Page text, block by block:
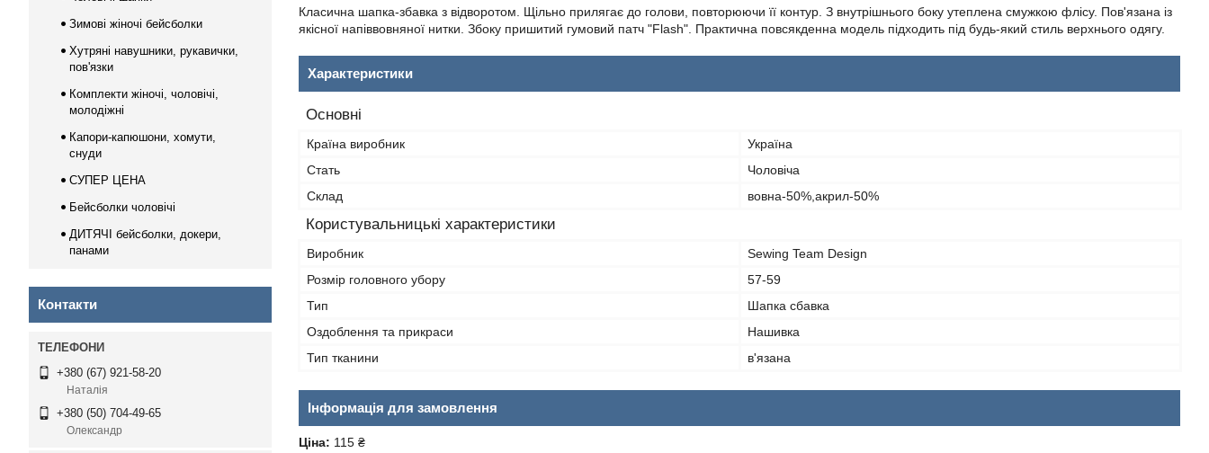
Класична шапка-збавка з відворотом. Щільно прилягає до голови, повторюючи її контур. З внутрішнього боку утеплена смужкою флісу. Пов'язана із
якісної напіввовняної нитки. Збоку пришитий гумовий патч "Flash". Практична повсякденна модель підходить під будь-який стиль верхнього одягу.
Характеристики
Основні
Країна виробник
Україна
Стать
Чоловіча
Склад
вовна-50%,акрил-50%
Користувальницькі характеристики
Виробник
Sewing Team Design
Розмір головного убору
57-59
Тип
Шапка сбавка
Оздоблення та прикраси
Нашивка
Тип тканини
в'язана
Інформація для замовлення
Ціна: 115 ₴
Зимові жіночі бейсболки
Хутряні навушники, рукавички,
пов'язки
Комплекти жіночі, чоловічі,
молодіжні
Капори-капюшони, хомути,
снуди
СУПЕР ЦЕНА
Бейсболки чоловічі
ДИТЯЧІ бейсболки, докери,
панами
Контакти
+380 (67) 921-58-20
Наталія
+380 (50) 704-49-65
Олександр